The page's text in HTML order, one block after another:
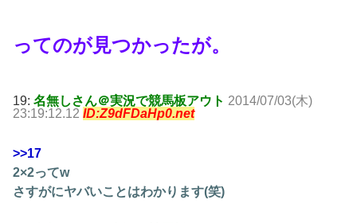
ってのが見つかったが。
19: 名無しさん＠実況で競馬板アウト 2014/07/03(木)
23:19:12.12 ID:Z9dFDaHp0.net
>>17
2×2ってw
さすがにヤバいことはわかります(笑)